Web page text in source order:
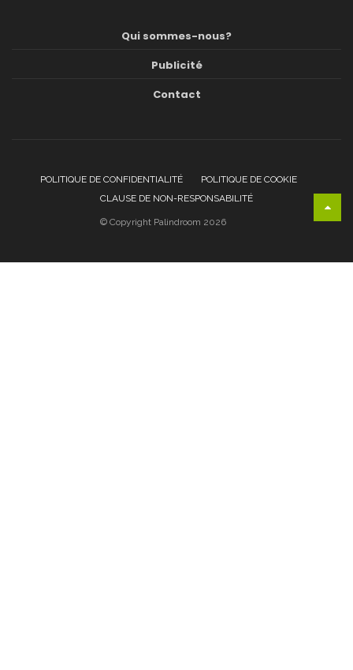
Qui sommes-nous?
Publicité
Contact
POLITIQUE DE CONFIDENTIALITÉ
POLITIQUE DE COOKIE
CLAUSE DE NON-RESPONSABILITÉ
© Copyright Palindroom 2026